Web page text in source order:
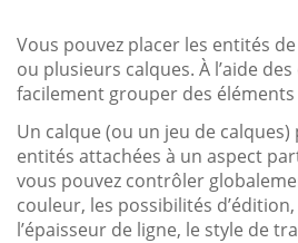
Vous pouvez placer les entités
ou plusieurs calques. À l’aide
facilement grouper des éléments
Un calque (ou un jeu de
entités attachées à un aspect
vous pouvez contrôler
couleur, les possibilités
l’épaisseur de ligne, le style de